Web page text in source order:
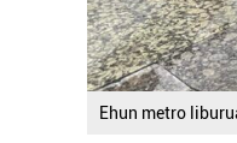
Ehun metro